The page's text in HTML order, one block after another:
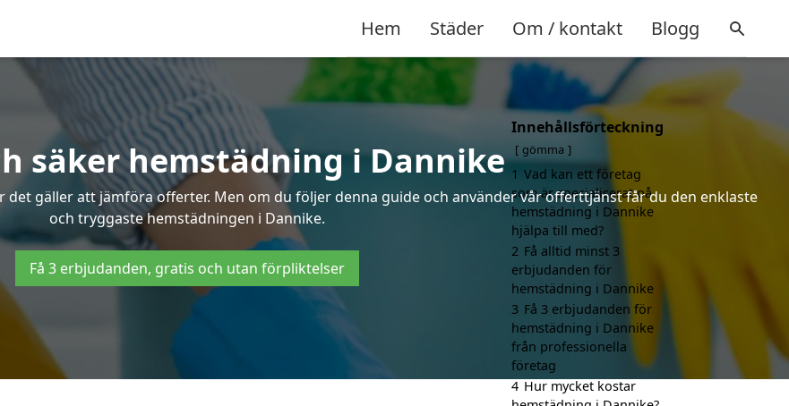
Hem Städer Om / kontakt Blogg
säker hemstädning i Dannike
gäller att jämföra offerter. Men om du följer denna guide och använder vår offerttjänst får du den enklaste
och tryggaste hemstädningen i Dannike.
Få 3 erbjudanden, gratis och utan förpliktelser
Innehållsförteckning
gömma
1 Vad kan ett företag
som är specialiserat på
hemstädning i Dannike
hjälpa till med?
2 Få alltid minst 3
erbjudanden för
hemstädning i Dannike
3 Få 3 erbjudanden för
hemstädning i Dannike
från professionella
företag
4 Hur mycket kostar